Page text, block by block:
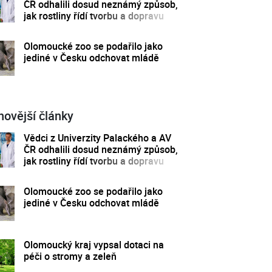
ČR odhalili dosud neznámý způsob,
jak rostliny řídí tvorbu a dopravu
Olomoucké zoo se podařilo jako
jediné v Česku odchovat mládě
články
Vědci z Univerzity Palackého a AV
ČR odhalili dosud neznámý způsob,
jak rostliny řídí tvorbu a dopravu
Olomoucké zoo se podařilo jako
jediné v Česku odchovat mládě
Olomoucký kraj vypsal dotaci na
péči o stromy a zeleň